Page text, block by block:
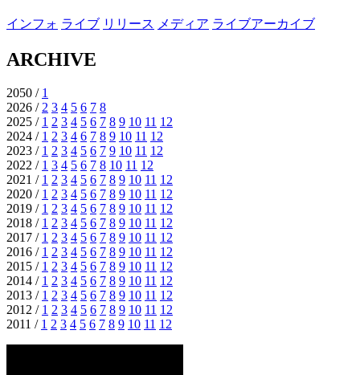
インフォ ライブ リリース メディア ライブアーカイブ
ARCHIVE
2050 / 1
2026 /2 3 4 5 6 7 8
2025 / 1 2 3 4 5 6 7 8 9 10 11 12
2024 / 1 2 3 4 6 7 8 9 10 11 12
2023 / 1 2 3 4 5 6 7 9 10 11 12
2022 / 1 3 4 5 6 7 8 10 11 12
2021 / 1 2 3 4 5 6 7 8 9 10 11 12
2020 / 1 2 3 4 5 6 7 8 9 10 11 12
2019 / 1 2 3 4 5 6 7 8 9 10 11 12
2018 / 1 2 3 4 5 6 7 8 9 10 11 12
2017 / 1 2 3 4 5 6 7 8 9 10 11 12
2016 / 1 2 3 4 5 6 7 8 9 10 11 12
2015 / 1 2 3 4 5 6 7 8 9 10 11 12
2014 / 1 2 3 4 5 6 7 8 9 10 11 12
2013 / 1 2 3 4 5 6 7 8 9 10 11 12
2012 / 1 2 3 4 5 6 7 8 9 10 11 12
2011 / 1 2 3 4 5 6 7 8 9 10 11 12